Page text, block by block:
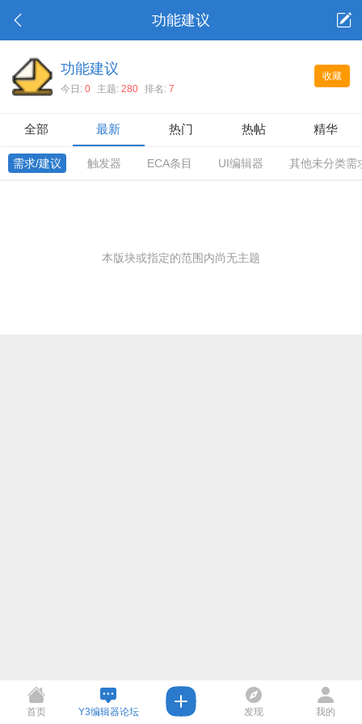
功能建议
收藏
功能建议
今日: 0 主题: 280 排名: 7
全部 最新 热门 热帖 精华
需求/建议 触发器 ECA条目 UI编辑器 其他未分类需
本版块或指定的范围内尚无主题
首页 Y3编辑器论坛 发现 我的